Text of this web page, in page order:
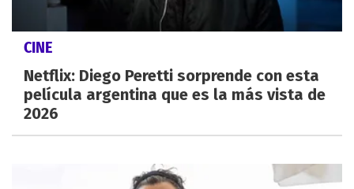
CINE
Netflix: Diego Peretti sorprende con esta
película argentina que es la más vista de
2026